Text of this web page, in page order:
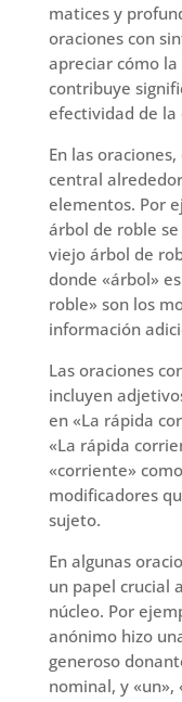
matices y
oraciones con
apreciar cómo
contribuye
efectividad de la
En las
central
elementos. Por
árbol de roble
viejo árbol de
donde «árbol»
roble» son los
información
Las oraciones
incluyen
en «La rápida
«La rápida
«corriente»
modificadores
sujeto.
En algunas
un papel crucial
núcleo. Por
anónimo hizo
generoso
nominal, y «un»,